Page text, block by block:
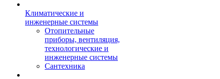
Климатические и
инженерные системы
Отопительные
приборы, вентиляция,
технологические и
инженерные системы
Сантехника